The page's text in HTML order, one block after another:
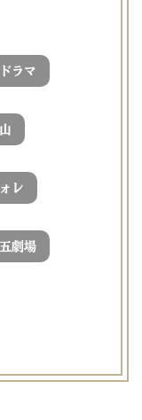
ドラマ
レ
劇場